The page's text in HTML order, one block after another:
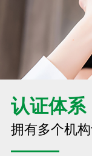
认证体系
拥有多个机